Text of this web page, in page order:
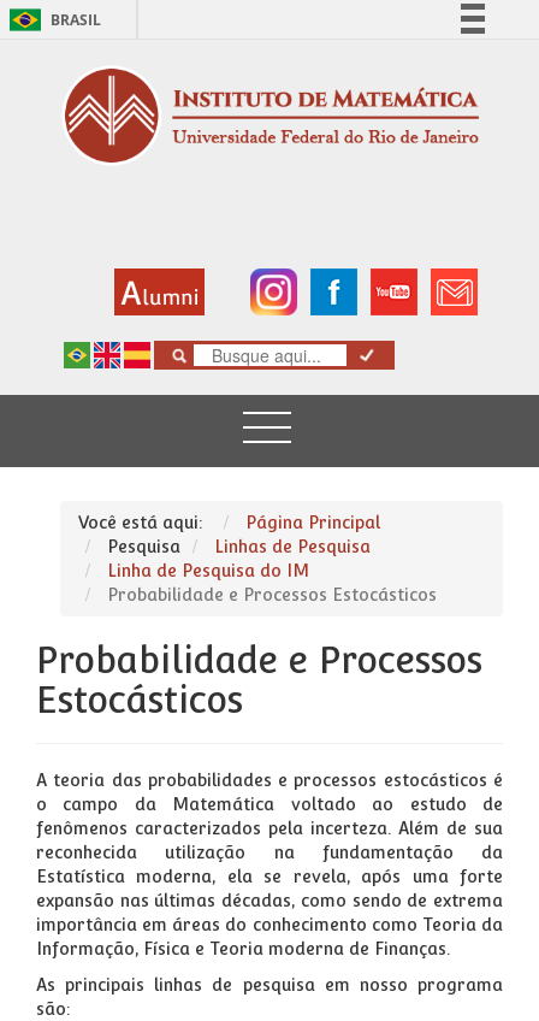
BRASIL
Comunica BR
Participe
Você está aqui:
Página Principal
Pesquisa
Linhas de Pesquisa
Linha de Pesquisa do IM
Probabilidade e Processos Estocásticos
Probabilidade e Processos
Estocásticos
A teoria das probabilidades e processos estocásticos é
o campo da Matemática voltado ao estudo de
fenômenos caracterizados pela incerteza. Além de sua
reconhecida utilização na fundamentação da
Estatística moderna, ela se revela, após uma forte
expansão nas últimas décadas, como sendo de extrema
importância em áreas do conhecimento como Teoria da
Informação, Física e Teoria moderna de Finanças.
As principais linhas de pesquisa em nosso programa
são: